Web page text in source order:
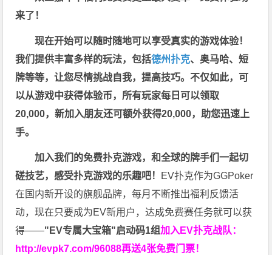
来了！
现在开始可以随时随地可以享受真实的游戏体验！
我们提供丰富多样的玩法，包括德州扑克、奥马哈、短
牌等等，让您尽情挑战自我，提高技巧。不仅如此， 可
以从游戏中获得体验币，所有玩家每日可以领取
20,000，新加入朋友还可额外获得20,000，助您迅速上
手。
加入我们的免费扑克游戏，和全球的牌手们一起切
磋技艺，感受扑克游戏的乐趣吧！ EV扑克作为GGPoker
在国内新开设的旗舰品牌，每月不断推出福利反馈活
动，现在只要成为EV新用户，达成免费赛任务就可以获
得——"EV专属大宝箱"启动码1组加入EV扑克战队：
http://evpk7.com/96088再送4张免费门票！